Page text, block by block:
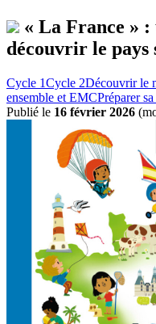
« La France »
découvrir le pays
Cycle 1Cycle 2Découvrir le
ensemble et EMCPréparer sa
Publié le 16 février 2026 (